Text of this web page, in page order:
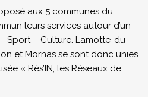
aux 5 communes du
leurs services autour d’un
Sport – Culture. Lamotte-du -
et Mornas se sont donc unies
« Rés’IN, les Réseaux de